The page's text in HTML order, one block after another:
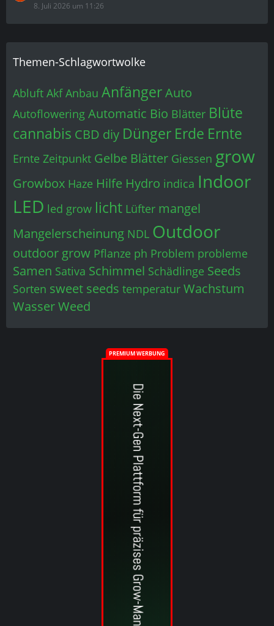
8. Juli 2026 um 11:26
Themen-Schlagwortwolke
Abluft Akf Anbau AnfängerAuto
Autoflowering Automatic Bio Blätter Blüte
cannabis CBD diy Dünger Erde Ernte
Ernte Zeitpunkt Gelbe Blätter Giessen grow
Growbox Haze Hilfe Hydro indica Indoor
LED led grow licht Lüfter mangel
Mangelerscheinung NDL Outdoor
outdoor grow Pflanze ph Problem probleme
Samen Sativa Schimmel Schädlinge Seeds
Sorten sweet seeds temperatur Wachstum
WasserWeed
PREMIUM WERBUNG